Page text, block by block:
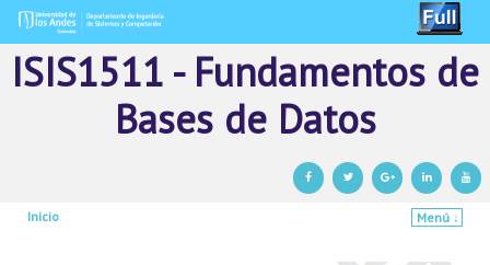
ISIS1511 - Fundamentos de
Bases de Datos
Inicio
Menú ↓